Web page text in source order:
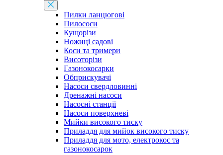
Пилки ланцюгові
Пилососи
Кущорізи
Ножиці садові
Коси та тримери
Висоторізи
Газонокосарки
Обприскувачі
Насоси свердловинні
Дренажні насоси
Насосні станції
Насоси поверхневі
Мийки високого тиску
Приладдя для мийок високого тиску
Приладдя для мото, електрокос та
газонокосарок